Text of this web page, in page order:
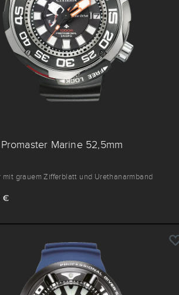
Marine 52,5mm
mit grauem Zifferblatt und Urethanarmband
€